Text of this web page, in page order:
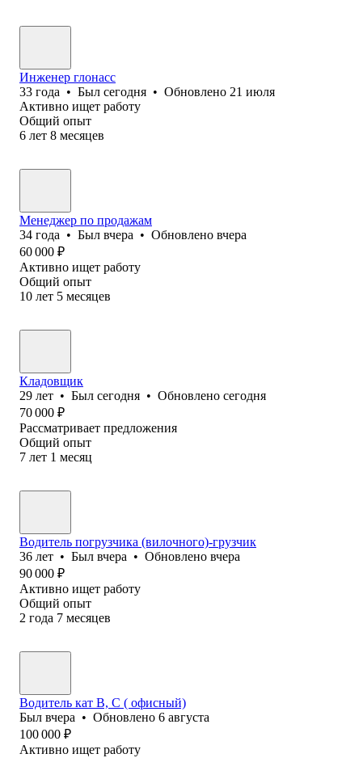
Инженер глонасс
33 года • Был сегодня • Обновлено 21 июля
Активно ищет работу
Общий опыт
6 лет 8 месяцев
Менеджер по продажам
34 года • Был вчера • Обновлено вчера
60 000 ₽
Активно ищет работу
Общий опыт
10 лет 5 месяцев
Кладовщик
29 лет • Был сегодня • Обновлено сегодня
70 000 ₽
Рассматривает предложения
Общий опыт
7 лет 1 месяц
Водитель погрузчика (вилочного)-грузчик
36 лет • Был вчера • Обновлено вчера
90 000 ₽
Активно ищет работу
Общий опыт
2 года 7 месяцев
Водитель кат В, С ( офисный)
Был вчера • Обновлено 6 августа
100 000 ₽
Активно ищет работу